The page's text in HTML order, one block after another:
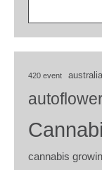
420 event australia
cannabis